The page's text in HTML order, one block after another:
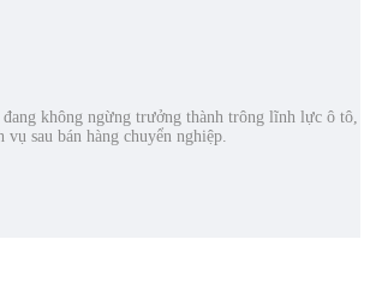
không ngừng trưởng thành trông lĩnh lực ô tô,
sau bán hàng chuyển nghiệp.